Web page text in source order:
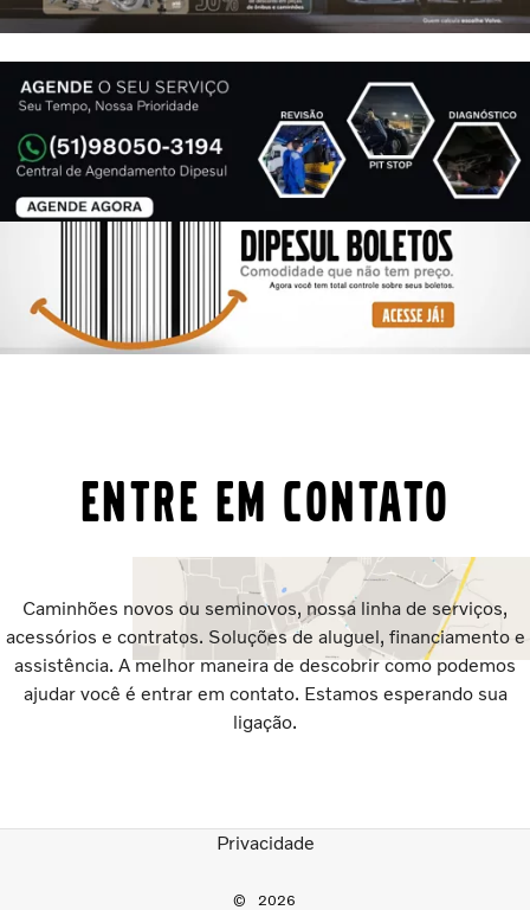
Entre em contato
Caminhões novos ou seminovos, nossa linha de serviços,
acessórios e contratos. Soluções de aluguel, financiamento e
assistência. A melhor maneira de descobrir como podemos
ajudar você é entrar em contato. Estamos esperando sua
ligação.
2026
Privacidade